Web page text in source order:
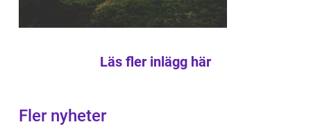
Läs fler inlägg här
Fler nyheter